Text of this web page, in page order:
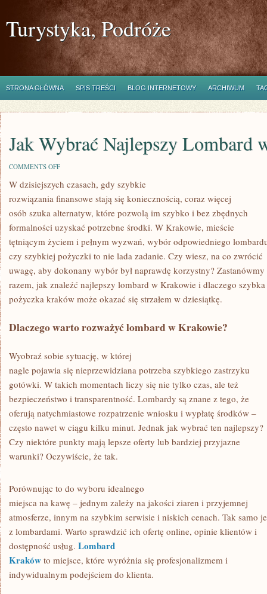
Turystyka, Podróże
STRONA GŁÓWNA SPIS TREŚCI BLOG INTERNETOWY ARCHIWUM
Jak Wybrać Najlepszy Lombard
COMMENTS OFFON
WYBRAĆ
LOMBARD
W
KRAKOWIE?
W dzisiejszych czasach, gdy szybkie
rozwiązania finansowe stają się koniecznością, coraz więcej
osób szuka alternatyw, które pozwolą im szybko i bez zbędnych
formalności uzyskać potrzebne środki. W Krakowie, mieście
tętniącym życiem i pełnym wyzwań, wybór odpowiedniego
czy szybkiej pożyczki to nie lada zadanie. Czy wiesz, na co zwrócić
uwagę, aby dokonany wybór był naprawdę korzystny? Zastanówmy
razem, jak znaleźć najlepszy lombard w Krakowie i dlaczego szybka
pożyczka kraków może okazać się strzałem w dziesiątkę.
Dlaczego warto rozważyć lombard w Krakowie?
Wyobraź sobie sytuację, w której
nagle pojawia się nieprzewidziana potrzeba szybkiego zastrzyku
gotówki. W takich momentach liczy się nie tylko czas, ale też
bezpieczeństwo i transparentność. Lombardy są znane z tego, że
oferują natychmiastowe rozpatrzenie wniosku i wypłatę środków –
często nawet w ciągu kilku minut. Jednak jak wybrać ten najlepszy?
Czy niektóre punkty mają lepsze oferty lub bardziej przyjazne
warunki? Oczywiście, że tak.
Porównując to do wyboru idealnego
miejsca na kawę – jednym zależy na jakości ziaren i przyjemnej
atmosferze, innym na szybkim serwisie i niskich cenach. Tak samo
z lombardami. Warto sprawdzić ich ofertę online, opinie klientów i
dostępność usług. Lombard
Kraków to miejsce, które wyróżnia się profesjonalizmem i
indywidualnym podejściem do klienta.